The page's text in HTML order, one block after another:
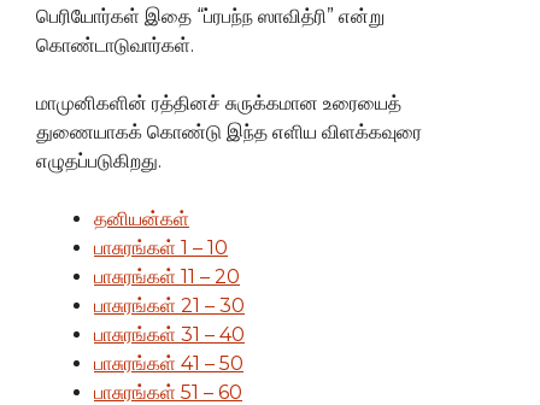
பெரியோர்கள் இதை “ப்ரபந்ந ஸாவித்ரி” என்று
கொண்டாடுவார்கள்.
மாமுனிகளின் ரத்தினச் சுருக்கமான உரையைத்
துணையாகக் கொண்டு இந்த எளிய விளக்கவுரை
எழுதப்படுகிறது.
தனியன்கள்
பாசுரங்கள் 1 – 10
பாசுரங்கள் 11 – 20
பாசுரங்கள் 21 – 30
பாசுரங்கள் 31 – 40
பாசுரங்கள் 41 – 50
பாசுரங்கள் 51 – 60